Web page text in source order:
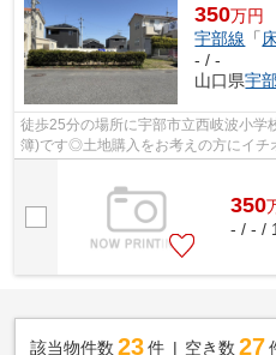
350万円
宇部線 「
- / -
山口県宇
徒歩25分の場所に宇部市立西岐波小
簿)です◎土地購入をお考えの方にイ
350
- / - /
該当物件数 23件 空き数 27